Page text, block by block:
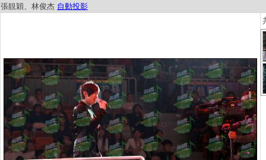
張靚穎、林俊杰 自動投影